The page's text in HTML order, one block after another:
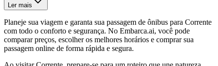
Ler mais
Planeje sua viagem e garanta sua passagem de ônibus para Corrente
com todo o conforto e segurança. No Embarca.ai, você pode
comparar preços, escolher os melhores horários e comprar sua
passagem online de forma rápida e segura.